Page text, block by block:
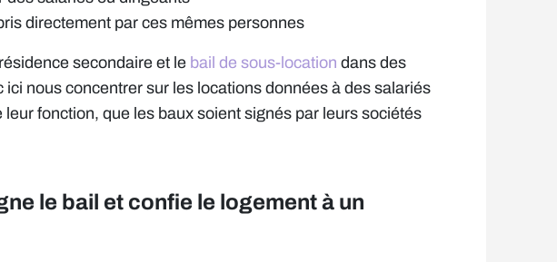
directement par ces mêmes personnes
secondaire et le bail de sous-location dans des
nous concentrer sur les locations données à des salariés
leur fonction, que les baux soient signés par leurs sociétés
le bail et confie le logement à un